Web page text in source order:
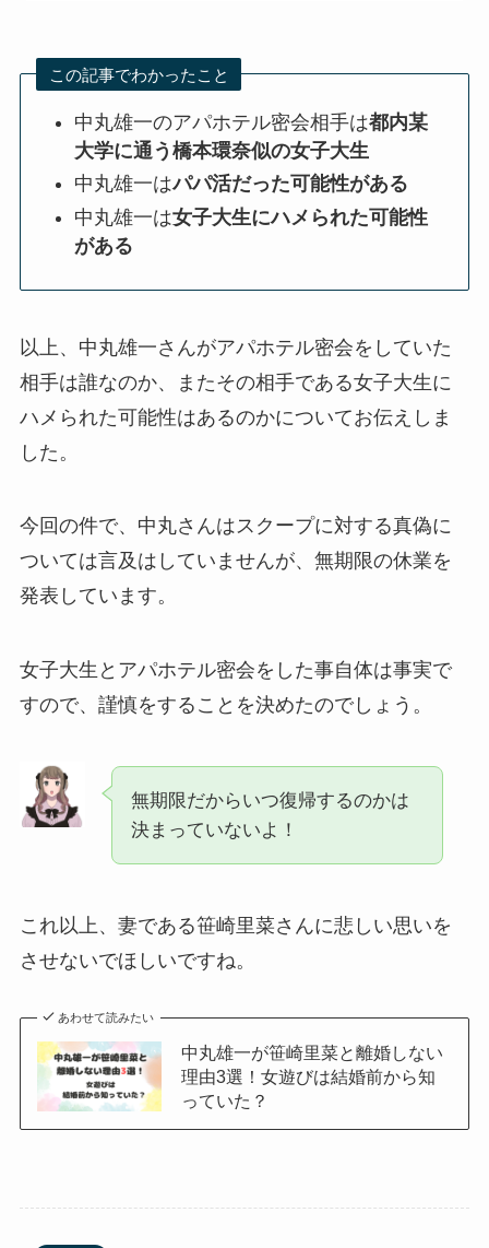
この記事でわかったこと
中丸雄一のアパホテル密会相手は都内某
大学に通う橋本環奈似の女子大生
中丸雄一はパパ活だった可能性がある
中丸雄一は女子大生にハメられた可能性
がある
以上、中丸雄一さんがアパホテル密会をしていた
相手は誰なのか、またその相手である女子大生に
ハメられた可能性はあるのかについてお伝えしま
した。
今回の件で、中丸さんはスクープに対する真偽に
ついては言及はしていませんが、無期限の休業を
発表しています。
女子大生とアパホテル密会をした事自体は事実で
すので、謹慎をすることを決めたのでしょう。
無期限だからいつ復帰するのかは
決まっていないよ！
これ以上、妻である笹崎里菜さんに悲しい思いを
させないでほしいですね。
あわせて読みたい
中丸雄一が笹崎里菜と離婚しない
理由3選！女遊びは結婚前から知
っていた？